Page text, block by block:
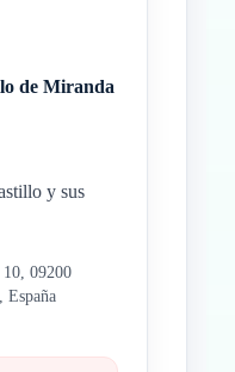
de Miranda
y sus
09200
España